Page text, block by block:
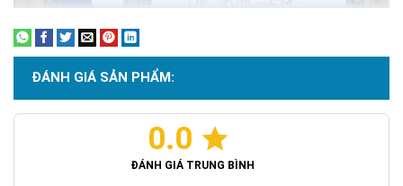
Chứng nhận ISO 9001:2015
ĐÁNH GIÁ SẢN PHẨM:
0.0
ĐÁNH GIÁ TRUNG BÌNH